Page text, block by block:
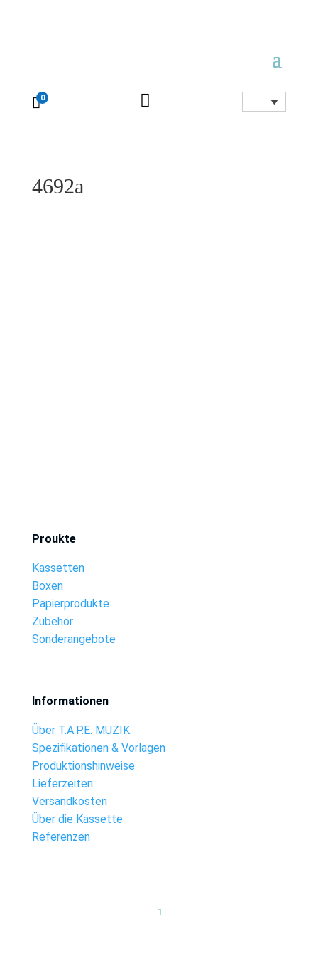
0 
4692a
Proukte
Kassetten
Boxen
Papierprodukte
Zubehör
Sonderangebote
Informationen
Über T.A.P.E. MUZIK
Spezifikationen & Vorlagen
Produktionshinweise
Lieferzeiten
Versandkosten
Über die Kassette
Referenzen
